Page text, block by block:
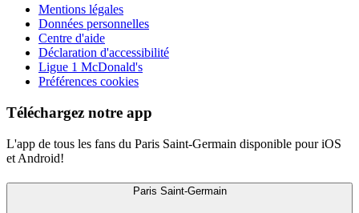
Mentions légales
Données personnelles
Centre d'aide
Déclaration d'accessibilité
Ligue 1 McDonald's
Préférences cookies
Téléchargez notre app
L'app de tous les fans du Paris Saint-Germain disponible pour iOS
et Android!
Paris Saint-Germain